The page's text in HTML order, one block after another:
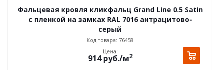
Фальцевая кровля кликфальц Grand Line 0.5 Satin
с пленкой на замках RAL 7016 антрацитово-
серый
Код товара: 76458
Цена:
914руб./м2